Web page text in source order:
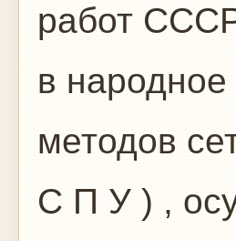
работ
в народное
методов
С П У ) ,